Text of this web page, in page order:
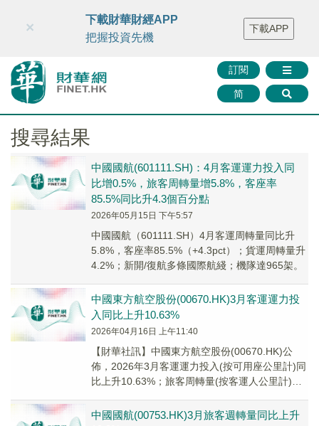
財華智庫網 FINTV FINMETA 財華證券 媒體矩陣
智庫沙龍
聯絡我們
訂閱
简
×
下載財華財經APP
把握投資先機
下載APP
搜尋結果
中國國航(601111.SH)：4月客運運力投入同
比增0.5%，旅客周轉量增5.8%，客座率
85.5%同比升4.3個百分點
2026年05月15日 下午5:57
中國國航（601111.SH）4月客運周轉量同比升
5.8%，客座率85.5%（+4.3pct）；貨運周轉量升
4.2%；新開/復航多條國際航綫；機隊達965架。
中國東方航空股份(00670.HK)3月客運運力投
入同比上升10.63%
2026年04月16日 上午11:40
​【財華社訊】中國東方航空股份(00670.HK)公
佈，2026年3月客運運力投入(按可用座公里計)同
比上升10.63%；旅客周轉量(按客運人公里計)同
中國國航(00753.HK)3月旅客週轉量同比上升